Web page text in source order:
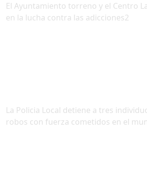
El Ayuntamiento torreno y el Centro
en la lucha contra las adicciones2
La Policia Local detiene a tres
robos con fuerza cometidos en el